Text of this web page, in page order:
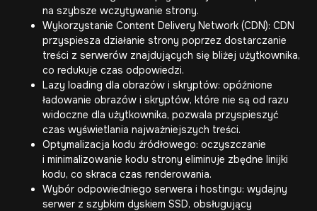
na szybsze wczytywanie strony.
Wykorzystanie Content Delivery Network (CDN): CDN
przyspiesza działanie strony poprzez dostarczanie
treści z serwerów znajdujących się bliżej użytkownika,
co redukuje czas odpowiedzi.
Lazy loading dla obrazów i skryptów: opóźnione
ładowanie obrazów i skryptów, które nie są od razu
widoczne dla użytkownika, pozwala przyspieszyć
czas wyświetlania najważniejszych treści.
Optymalizacja kodu źródłowego: oczyszczanie
i minimalizowanie kodu strony eliminuje zbędne linijki
kodu, co skraca czas renderowania.
Wybór odpowiedniego serwera i hostingu: wydajny
serwer z szybkim dyskiem SSD, obsługujący